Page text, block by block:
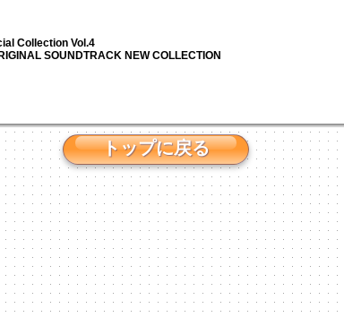
Collection Vol.4
SOUNDTRACK NEW COLLECTION
トップに戻る